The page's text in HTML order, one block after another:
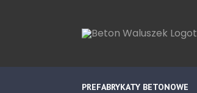
PREFABRYKATY BETONOWE